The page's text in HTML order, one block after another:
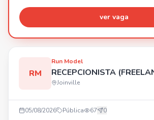
350,00 *(A partir da contratação)*. •Podendo chegar a
R$500,00 *(Conforme critérios
empresa *(Sem custo para o funcionário)* Interessados
enviar o *PDF DA CARTEIRA DE
98489-5302
ver vaga
RM
Run Model
RECEPCIONISTA
Joinville
05/08/2026 Pública 67 0